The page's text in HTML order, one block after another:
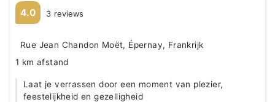
4.0 3 reviews
Rue Jean Chandon Moët, Épernay, Frankrijk
1 km afstand
Laat je verrassen door een moment van plezier,
feestelijkheid en gezelligheid